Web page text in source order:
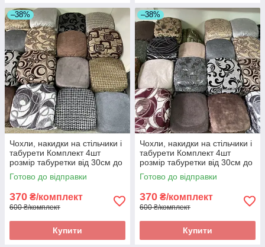
–38%
Чохли, накидки на стільчики і
табурети Комплект 4шт
розмір табуретки від 30см до
34см. Висока якість
Готово до відправки
370 ₴/комплект
600 ₴/комплект
Купити
–38%
Чохли, накидки на стільчики і
табурети Комплект 4шт
розмір табуретки від 30см до
34см. Висока якість
Готово до відправки
370 ₴/комплект
600 ₴/комплект
Купити